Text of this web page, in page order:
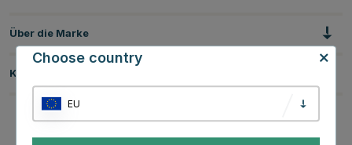
Über die Marke
Kundenbewertungen
Choose country
EU